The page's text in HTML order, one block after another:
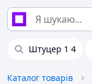
Штуцер 1 4
Каталог товарів